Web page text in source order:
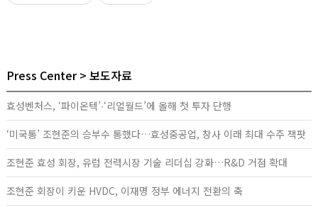
Press Center 보도자료
효성벤처스, ‘파이온텍’∙‘리얼월드’에 올해 첫 투자 단행
‘미국통’ 조현준의 승부수 통했다…효성중공업, 창사 이래 최대 수주 잭팟
조현준 효성 회장, 유럽 전력시장 기술 리더십 강화…R&D 거점 확대
조현준 회장이 키운 HVDC, 이재명 정부 에너지 전환의 축